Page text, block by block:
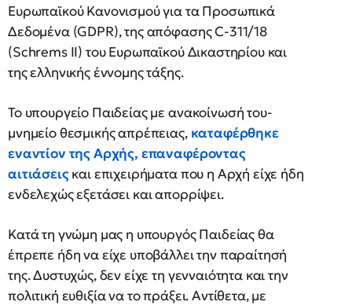
Ευρωπαϊκού Κανονισμού για τα Προσωπικά
Δεδομένα (GDPR), της απόφασης C-311/18
(Schrems II) του Ευρωπαϊκού Δικαστηρίου και
της ελληνικής έννομης τάξης.
Το υπουργείο Παιδείας με ανακοίνωσή του-
μνημείο θεσμικής απρέπειας, καταφέρθηκε
εναντίον της Αρχής, επαναφέροντας
αιτιάσειςκαι επιχειρήματα που η Αρχή είχε ήδη
ενδελεχώς εξετάσει και απορρίψει.
Κατά τη γνώμη μας η υπουργός Παιδείας θα
έπρεπε ήδη να είχε υποβάλλει την παραίτησή
της. Δυστυχώς, δεν είχε τη γενναιότητα και την
πολιτική ευθιξία να το πράξει. Αντίθετα, με